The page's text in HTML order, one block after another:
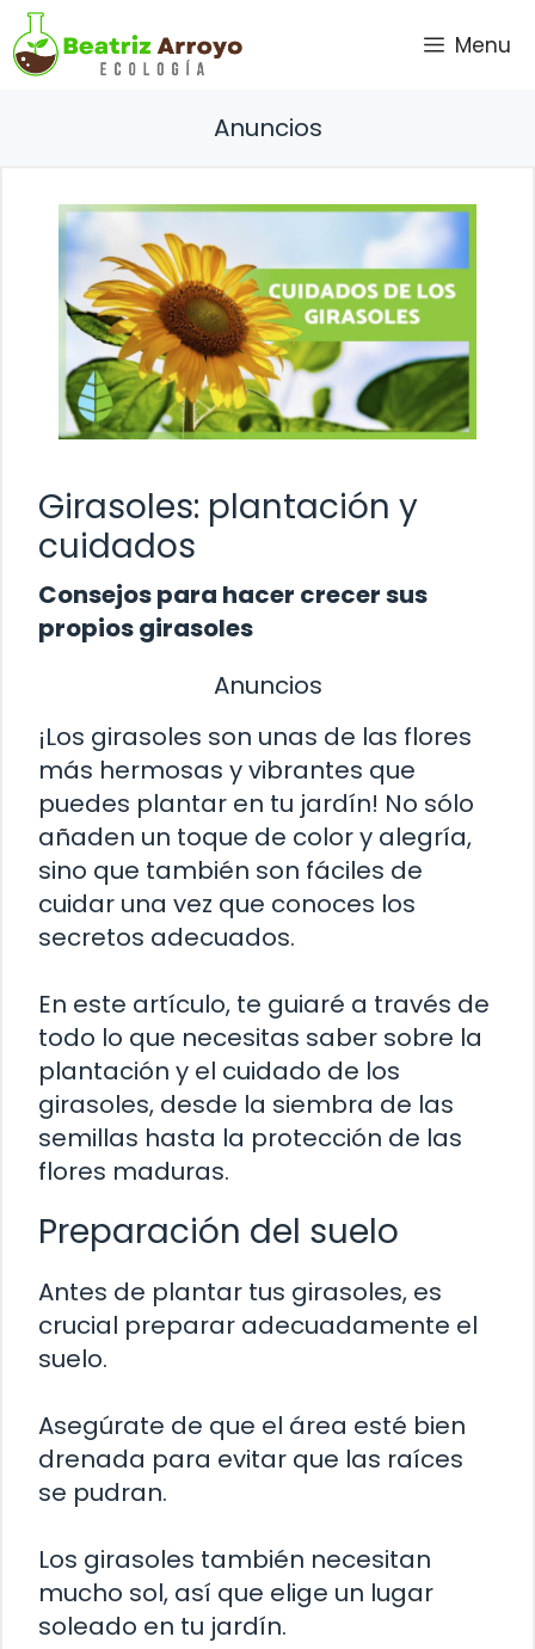
Saltar
al
contenido
Menu
Anuncios
Girasoles: plantación y
cuidados
Consejos para hacer crecer sus
propios girasoles
Anuncios
¡Los girasoles son unas de las flores
más hermosas y vibrantes que
puedes plantar en tu jardín! No sólo
añaden un toque de color y alegría,
sino que también son fáciles de
cuidar una vez que conoces los
secretos adecuados.
En este artículo, te guiaré a través de
todo lo que necesitas saber sobre la
plantación y el cuidado de los
girasoles, desde la siembra de las
semillas hasta la protección de las
flores maduras.
Preparación del suelo
Antes de plantar tus girasoles, es
crucial preparar adecuadamente el
suelo.
Asegúrate de que el área esté bien
drenada para evitar que las raíces
se pudran.
Los girasoles también necesitan
mucho sol, así que elige un lugar
soleado en tu jardín.